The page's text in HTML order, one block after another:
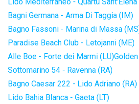
Bagni Germana - Arma Di Taggia (IM)
Bagno Fassoni - Marina di Massa
Paradise Beach Club - Letojanni (ME)
Alle Boe - Forte dei Marmi (LU)
Sottomarino 54 - Ravenna (RA)
Bagno Caesar 222 - Lido Adriano (RA)
Lido Bahia Blanca - Gaeta (LT)